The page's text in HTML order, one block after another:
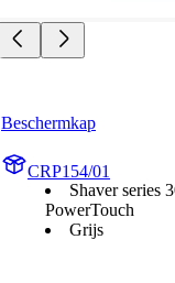
Beschermkap
CRP154/01
Shaver series
PowerTouch
Grijs